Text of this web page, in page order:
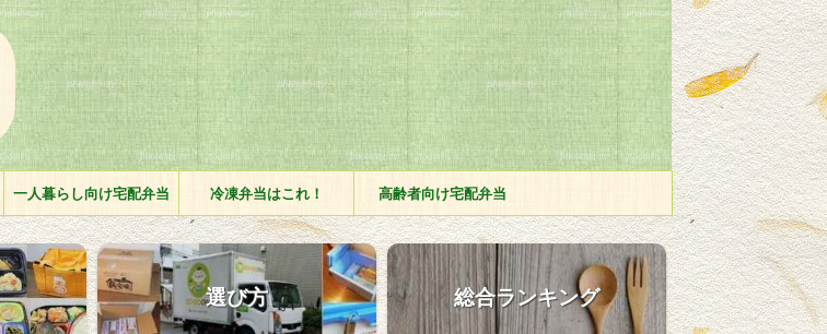
一人暮らし向け宅配弁当 冷凍弁当はこれ！ 高齢者向け宅配弁当
選び方 総合ランキング